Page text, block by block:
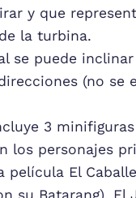
y que
la turbina.
se puede
(no se
3
los personajes
película El